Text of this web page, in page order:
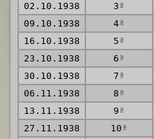
02.10.1938
3 ª
09.10.1938
4ª
16.10.1938
5 ª
23.10.1938
6 ª
30.10.1938
7 ª
06.11.1938
8 ª
13.11.1938
9 ª
27.11.1938
10 ª